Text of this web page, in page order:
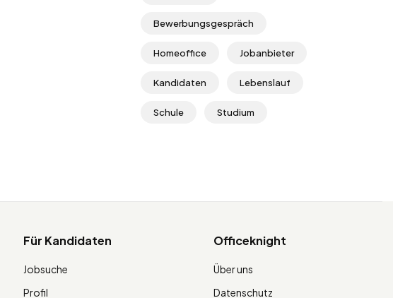
Bewerbungsgespräch
Homeoffice Jobanbieter
Kandidaten Lebenslauf
Schule Studium
Für Kandidaten
Jobsuche
Profil
Officeknight
Über uns
Datenschutz